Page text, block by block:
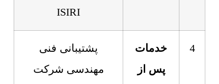
ISIRI
4
خدمات
پس از
پشتیبانی فنی
مهندسی شرکت